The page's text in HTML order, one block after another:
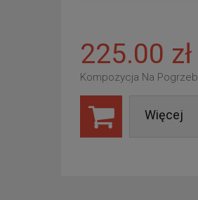
225.00 zł
Kompozycja Na Pogrzeb
Więcej